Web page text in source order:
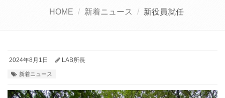
HOME 新着ニュース 新役員就任
2024年8月1日 LAB所長
新着ニュース